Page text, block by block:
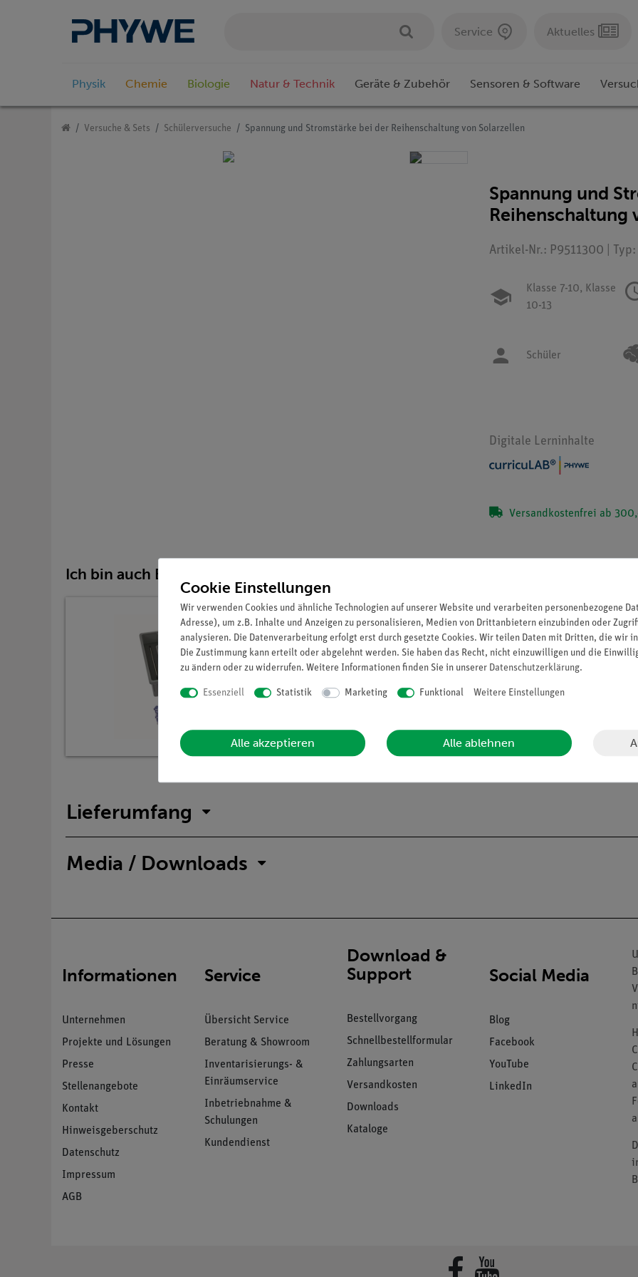
Service Aktuelles
Physik Chemie Biologie Natur & Technik Geräte & Zubehör Sensoren & Software
Versuche & Sets Schülerversuche Spannung und Stromstärke bei der Reihenschaltung von Solarzellen
Spannung und
Reihenschaltung
Artikel-Nr.: P9511300 |
Klasse 7-10, Klasse
10-13
Schüler
Digitale Lerninhalte
Versandkostenfrei ab
Ich bin auch Bestandteil von:
Set Schülerversuche Erneuerbare
advanced Physik EN-SW
Lieferumfang
Media / Downloads
Informationen
Unternehmen
Projekte und Lösungen
Presse
Stellenangebote
Kontakt
Hinweisgeberschutz
Datenschutz
Impressum
AGB
Service
Übersicht Service
Beratung & Showroom
Inventarisierungs- &
Einräumservice
Inbetriebnahme &
Schulungen
Kundendienst
Download &
Support
Bestellvorgang
Schnellbestellformular
Zahlungsarten
Versandkosten
Downloads
Kataloge
Social Media
Blog
Facebook
YouTube
LinkedIn
Cookie Einstellungen
Wir verwenden Cookies und ähnliche Technologien auf unserer Website und verarbeiten personenbezogene
Adresse), um z.B. Inhalte und Anzeigen zu personalisieren, Medien von Drittanbietern einzubinden oder
analysieren. Die Datenverarbeitung erfolgt erst durch gesetzte Cookies. Wir teilen Daten mit Dritten, die wir
Die Zustimmung kann erteilt oder abgelehnt werden. Sie haben das Recht, nicht einzuwilligen und die
zu ändern oder zu widerrufen. Weitere Informationen finden Sie in unserer Daten­schutz­erklärung.
Essenziell Statistik Marketing Funktional Weitere Einstellungen
Alle akzeptieren Alle ablehnen